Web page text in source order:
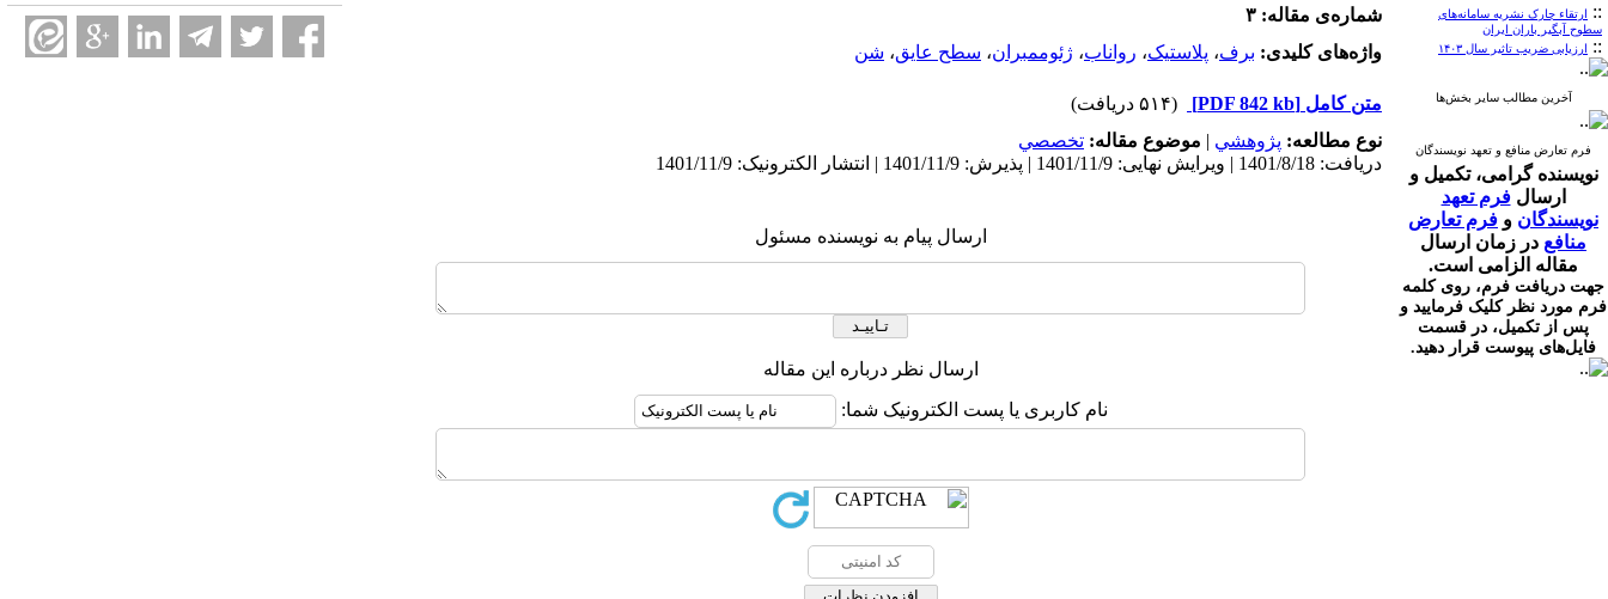
:: ارتقاء چارک نشریه سامانه‌های
سطوح آبگیر باران ایران
:: ارزیابی ضریب تاثیر سال ۱۴۰۳
آخرین مطالب سایر بخش‌ها
فرم تعارض منافع و تعهد نویسندگان
نویسنده گرامی، تکمیل و
ارسالفرم تعهد
نویسندگان و فرم تعارض
منافع در زمان ارسال
مقاله الزامی است.
جهت دریافت فرم، روی کلمه
فرم مورد نظر کلیک فرمایید و
پس از تکمیل، در قسمت
فایل‌های پیوست قرار دهید.
شماره‌ی مقاله: ۳
واژه‌های کلیدی: برف، پلاستیک، رواناب، ژئوممبران، سطح عایق، شن
متن کامل [PDF 842 kb]
(۵۱۴ دریافت)
نوع مطالعه: پژوهشي | موضوع مقاله: تخصصي
دریافت: 1401/8/18 | ویرایش نهایی: 1401/11/9 | پذیرش: 1401/11/9 | انتشار الکترونیک: 1401/11/9
ارسال پیام به نویسنده مسئول
ارسال نظر درباره این مقاله
نام کاربری یا پست الکترونیک شما: